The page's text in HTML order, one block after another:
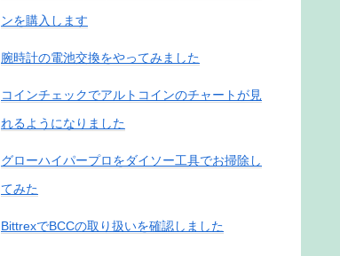
ンを購入します
腕時計の電池交換をやってみました
コインチェックでアルトコインのチャートが見
れるようになりました
グローハイパープロをダイソー工具でお掃除し
てみた
BittrexでBCCの取り扱いを確認しました